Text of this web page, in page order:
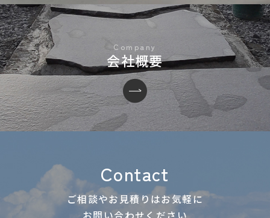
会社概要
Contact
ご相談やお見積りはお気軽に